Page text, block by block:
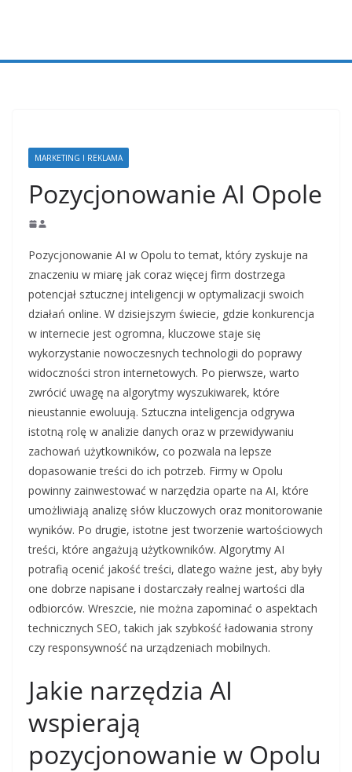
MARKETING I REKLAMA
Pozycjonowanie AI Opole
Pozycjonowanie AI w Opolu to temat, który zyskuje na
znaczeniu w miarę jak coraz więcej firm dostrzega
potencjał sztucznej inteligencji w optymalizacji swoich
działań online. W dzisiejszym świecie, gdzie konkurencja
w internecie jest ogromna, kluczowe staje się
wykorzystanie nowoczesnych technologii do poprawy
widoczności stron internetowych. Po pierwsze, warto
zwrócić uwagę na algorytmy wyszukiwarek, które
nieustannie ewoluują. Sztuczna inteligencja odgrywa
istotną rolę w analizie danych oraz w przewidywaniu
zachowań użytkowników, co pozwala na lepsze
dopasowanie treści do ich potrzeb. Firmy w Opolu
powinny zainwestować w narzędzia oparte na AI, które
umożliwiają analizę słów kluczowych oraz monitorowanie
wyników. Po drugie, istotne jest tworzenie wartościowych
treści, które angażują użytkowników. Algorytmy AI
potrafią ocenić jakość treści, dlatego ważne jest, aby były
one dobrze napisane i dostarczały realnej wartości dla
odbiorców. Wreszcie, nie można zapominać o aspektach
technicznych SEO, takich jak szybkość ładowania strony
czy responsywność na urządzeniach mobilnych.
Jakie narzędzia AI
wspierają
pozycjonowanie w Opolu